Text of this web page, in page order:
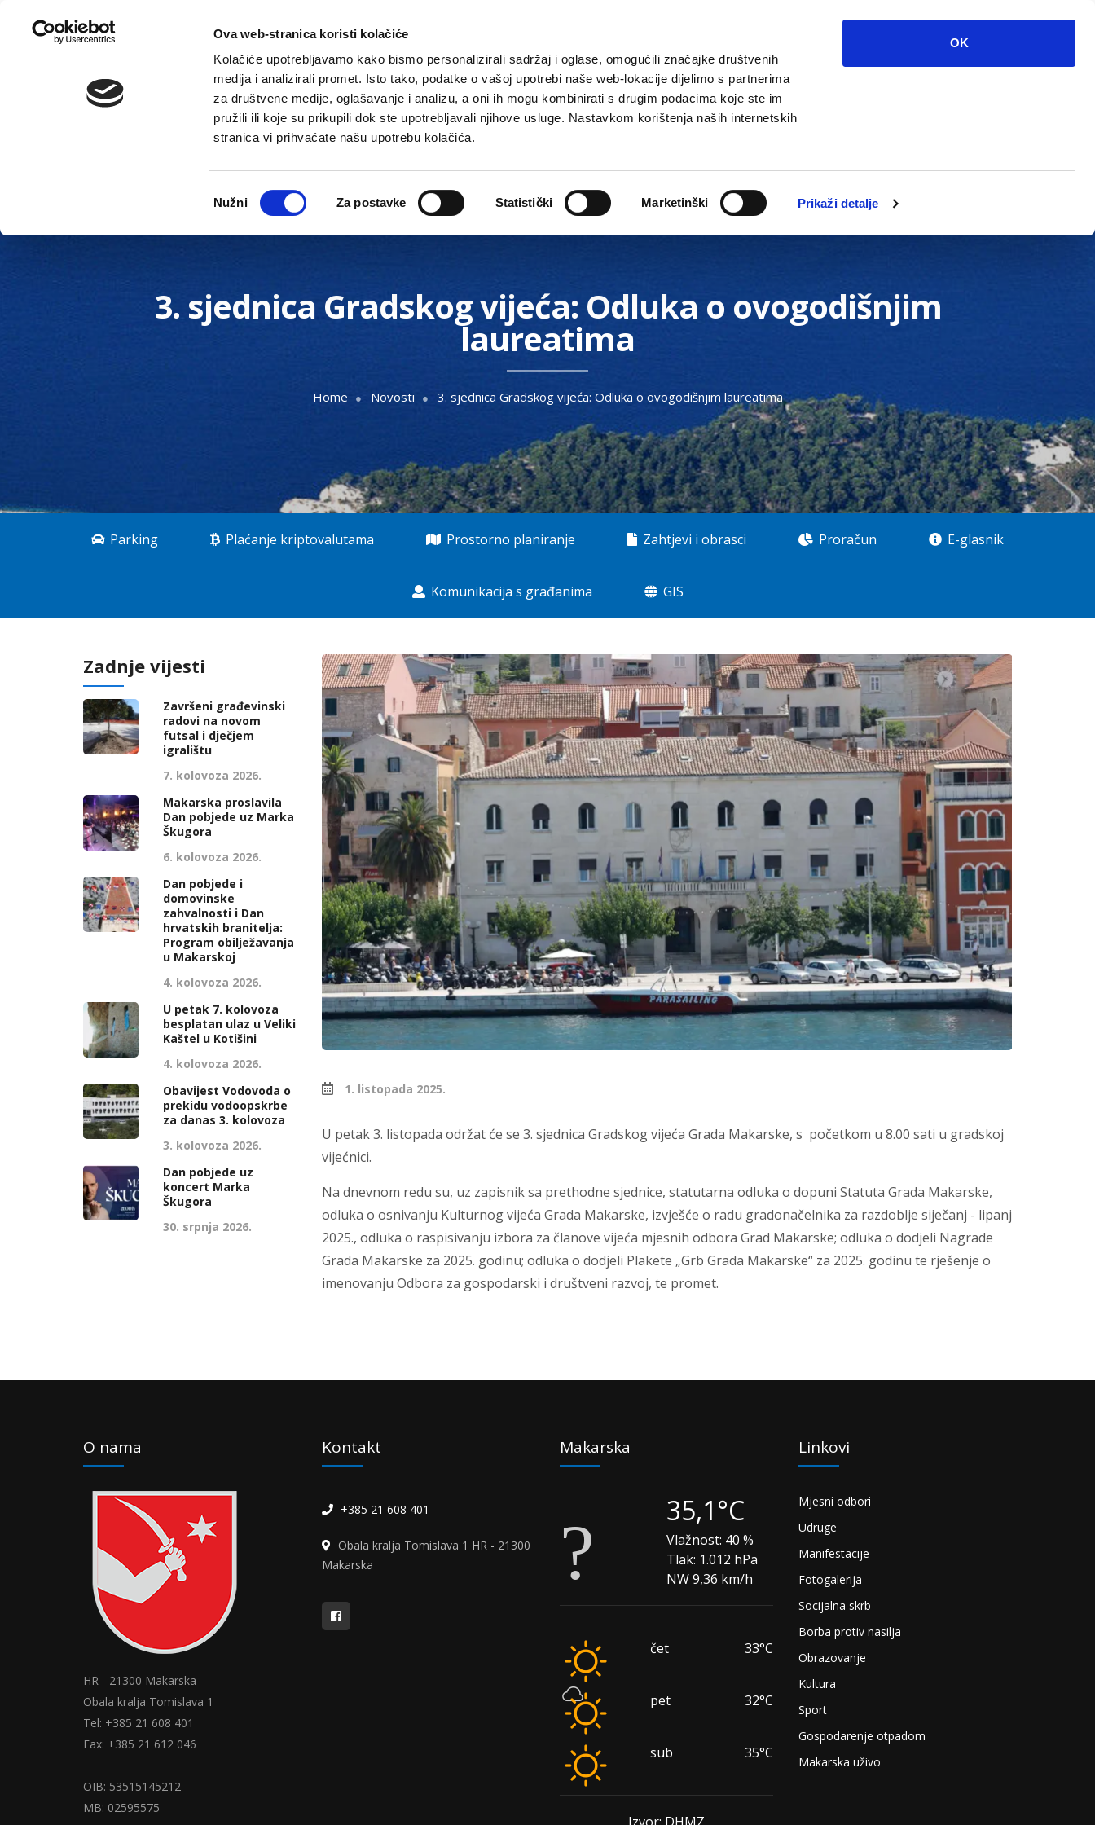
Ova web-stranica koristi kolačiće
Kolačiće upotrebljavamo kako bismo personalizirali sadržaj i oglase, omogućili značajke društvenih
medija i analizirali promet. Isto tako, podatke o vašoj upotrebi naše web-lokacije dijelimo s partnerima
za društvene medije, oglašavanje i analizu, a oni ih mogu kombinirati s drugim podacima koje ste im
pružili ili koje su prikupili dok ste upotrebljavali njihove usluge. Nastavkom korištenja naših internetskih
stranica vi prihvaćate našu upotrebu kolačića.
pristanka
Nužni Za postavke Statistički Marketinški Prikaži detalje
OK
Gradska uprava Gradske ustanove, tvrtke i škole
3. sjednica Gradskog vijeća: Odluka o ovogodišnjim
laureatima
Home Novosti 3. sjednica Gradskog vijeća: Odluka o ovogodišnjim laureatima
Parking Plaćanje kriptovalutama Prostorno planiranje Zahtjevi i obrasci Proračun E-glasnik
Komunikacija s građanima GIS
1. listopada 2025.
U petak 3. listopada održat će se 3. sjednica Gradskog vijeća Grada Makarske, s početkom u 8.00 sati u gradskoj
vijećnici.
Na dnevnom redu su, uz zapisnik sa prethodne sjednice, statutarna odluka o dopuni Statuta Grada Makarske,
odluka o osnivanju Kulturnog vijeća Grada Makarske, izvješće o radu gradonačelnika za razdoblje siječanj - lipanj
2025., odluka o raspisivanju izbora za članove vijeća mjesnih odbora Grad Makarske; odluka o dodjeli Nagrade
Grada Makarske za 2025. godinu; odluka o dodjeli Plakete „Grb Grada Makarske“ za 2025. godinu te rješenje o
imenovanju Odbora za gospodarski i društveni razvoj, te promet.
Zadnje vijesti
Završeni građevinski
radovi na novom
futsal i dječjem
igralištu
7. kolovoza 2026.
Makarska proslavila
Dan pobjede uz Marka
Škugora
6. kolovoza 2026.
Dan pobjede i
domovinske
zahvalnosti i Dan
hrvatskih branitelja:
Program obilježavanja
u Makarskoj
4. kolovoza 2026.
U petak 7. kolovoza
besplatan ulaz u Veliki
Kaštel u Kotišini
4. kolovoza 2026.
Obavijest Vodovoda o
prekidu vodoopskrbe
za danas 3. kolovoza
3. kolovoza 2026.
Dan pobjede uz
koncert Marka
Škugora
30. srpnja 2026.
O nama
HR - 21300 Makarska
Obala kralja Tomislava 1
Tel: +385 21 608 401
Fax: +385 21 612 046
OIB: 53515145212
MB: 02595575
Kontakt
+385 21 608 401
Obala kralja Tomislava 1 HR - 21300
Makarska
Makarska
35,1°C
Vlažnost: 40 %
Tlak: 1.012 hPa
NW 9,36 km/h
čet 33°C
pet 32°C
sub 35°C
Linkovi
Mjesni odbori
Udruge
Manifestacije
Fotogalerija
Socijalna skrb
Borba protiv nasilja
Obrazovanje
Kultura
Sport
Gospodarenje otpadom
Makarska uživo